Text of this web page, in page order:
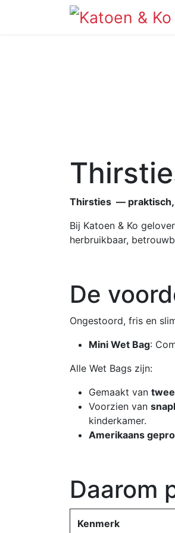
Thirsties — praktisch,
Bij Katoen & Ko
herbruikbaar,
De
Ongestoord, fris en
Mini Wet Bag:
Alle Wet Bags zijn:
Gemaakt van
Voorzien van
kinderkamer.
Amerikaans
Daarom
Kenmerk